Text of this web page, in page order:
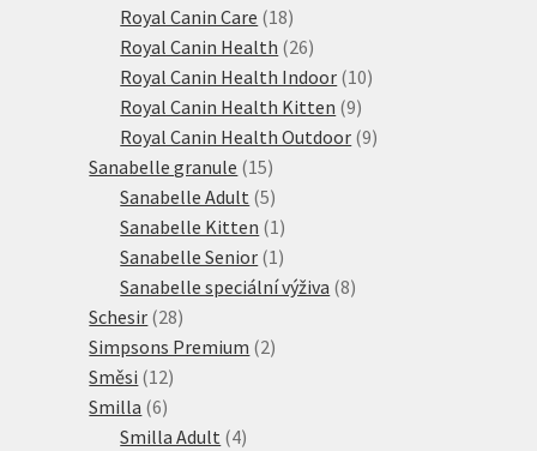
Royal Canin Care 1818
produktů
Royal Canin Health 2626
produktů
Royal Canin Health Indoor 1010
Royal Canin Health Kitten 99
produktů
Royal Canin Health Outdoor 99
Sanabelle granule 1515
produktů
Sanabelle Adult 55
produktů
Sanabelle Kitten 1 1
produkt
Sanabelle Senior 1 1
produkt
Sanabelle speciální výživa 88
Schesir 2828
produktů
Simpsons Premium 22
Směsi 1212
Smilla 66
produktů
Smilla Adult 44